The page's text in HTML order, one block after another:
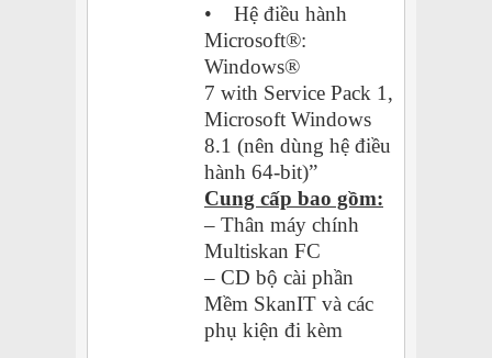
• Hệ điều hành
Microsoft®:
Windows®
7 with Service Pack 1,
Microsoft Windows
8.1 (nên dùng hệ điều
hành 64-bit)”
Cung cấp bao gồm:
– Thân máy chính
Multiskan FC
– CD bộ cài phần
Mềm SkanIT và các
phụ kiện đi kèm